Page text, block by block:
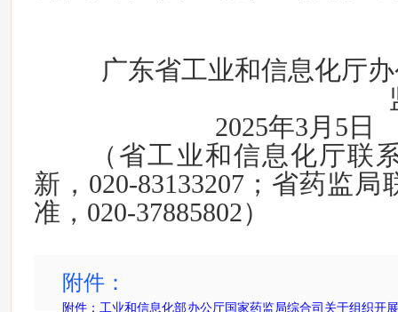
广东省工业和信息化厅
2025
（省工业和信息化厅联
新，020-83133207；省药监
准，020-37885802）
附件：
附件：工业和信息化部办公厅国家药监局综合司关于组织开